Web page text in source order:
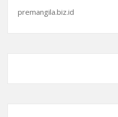
premangila.biz.id